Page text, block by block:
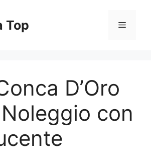
Top Menu
D’Oro
con